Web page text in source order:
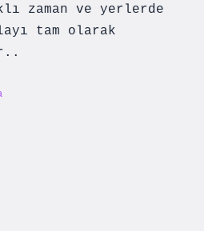
zaman ve yerlerde
tam olarak